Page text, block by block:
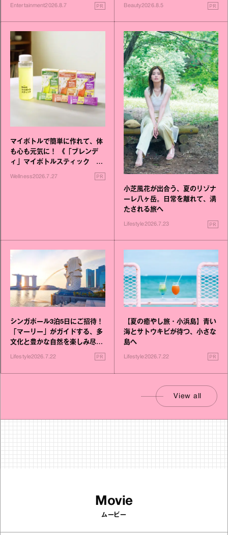
Entertainment2026.8.7 PR Beauty2026.8.5 PR
マイボトルで簡単に作れて、体
も心も元気に！ 《「ブレンデ
ィ」マイボトルスティック い
いこと毎日》シリーズが誕生
Wellness2026.7.27 PR
小芝風花が出合う、夏のリゾナ
ーレ八ヶ岳。日常を離れて、満
たされる旅へ
Lifestyle2026.7.23 PR
シンガポール3泊5日にご招待！
「マーリー」がガイドする、多
文化と豊かな自然を楽しみ尽く
Lifestyle2026.7.22 PR
【夏の癒やし旅・小浜島】青い
海とサトウキビが待つ、小さな
島へ
Lifestyle2026.7.22 PR
View all
Movie
ムービー